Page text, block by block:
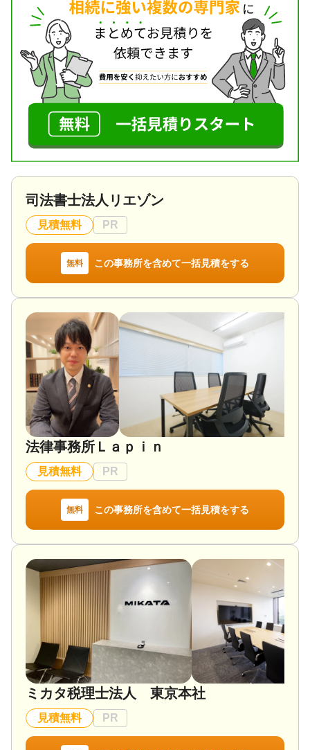
一貫してサポートさせていただきます。
対応地域
群県全域 その他近隣の県
対応業務
生前贈与 / 相続税申告 / 相続手続き
対応体制
電話相談可 / 訪問可 / 土日相談可 / 初回相談無料 / 18
時以降相談可 / オンライン面談可 / 事務所面談可
司法書士法人リエゾン
見積無料 PR
無料 この事務所を含めて一括見積をする
法律事務所Ｌａｐｉｎ
見積無料 PR
無料 この事務所を含めて一括見積をする
ミカタ税理士法人 東京本社
見積無料 PR